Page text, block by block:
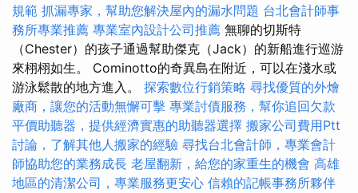
規範 抓漏專家，幫助您解決屋內的漏水問題 台北會計師事
務所專業推薦 專業室內設計公司推薦 無聊的切斯特
（Chester）的孩子通過幫助傑克（Jack）的新船進行巡游
來栩栩如生。 Cominotto的奇異島在附近，可以在淺水或
游泳鬆散的地方進入。 探索數位行銷策略 尋找優質的外燴
廠商，讓您的活動無懈可擊 專業討債服務，幫你追回欠款
平價助聽器，提供經濟實惠的助聽器選擇 搬家公司費用Ptt
討論，了解其他人搬家的經驗 尋找台北會計師，專業會計
師協助您的業務成長 老屋翻新，給您的家重生的機會 高雄
地區的清潔公司，專業服務更安心 信賴的記帳事務所夥伴